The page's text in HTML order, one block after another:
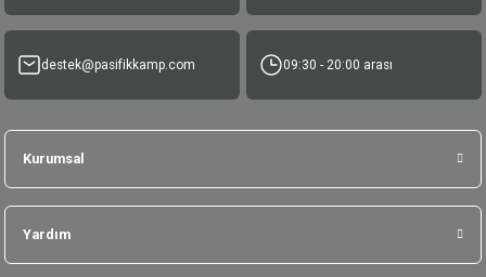
destek@pasifikkamp.com 09:30 - 20:00 arası
Kurumsal
Yardım